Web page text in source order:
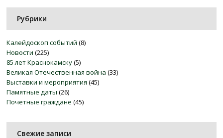
Рубрики
Калейдоскоп событий (8)
Новости (225)
85 лет Краснокамску(5)
Великая Отечественная война (33)
Выставки и мероприятия (45)
Памятные даты (26)
Почетные граждане (45)
Свежие записи